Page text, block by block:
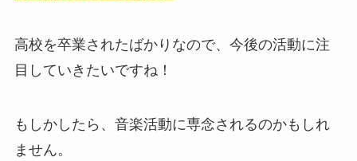
高校を卒業されたばかりなので、今後の活動に注
目していきたいですね！
もしかしたら、音楽活動に専念されるのかもしれ
ません。